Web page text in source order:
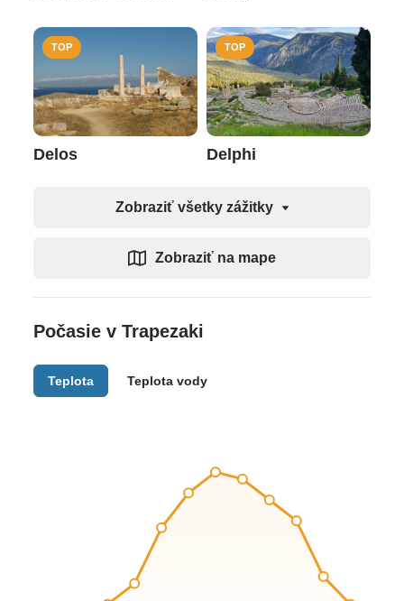
TOP
Delos
TOP
Delphi
Zobraziť všetky zážitky
Zobraziť na mape
Počasie v Trapezaki
Teplota Teplota vody